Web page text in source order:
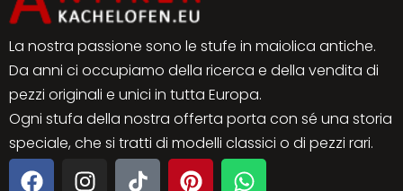
La nostra passione sono le stufe in maiolica antiche.
Da anni ci occupiamo della ricerca e della vendita di
pezzi originali e unici in tutta Europa.
Ogni stufa della nostra offerta porta con sé una storia
speciale, che si tratti di modelli classici o di pezzi rari.